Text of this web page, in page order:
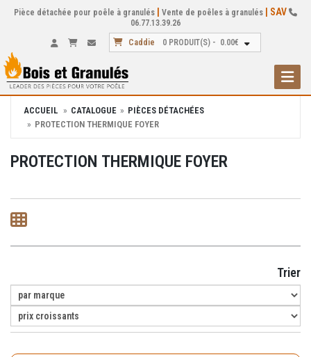
Pièce détachée pour poêle à granulés Vente de poêles à granulés | SAV
06.77.13.39.26
Caddie
0PRODUIT(S) - 0.00€
ACCUEIL CATALOGUE
PIÈCES DÉTACHÉES
PROTECTION THERMIQUE FOYER
PROTECTION THERMIQUE FOYER
Trier